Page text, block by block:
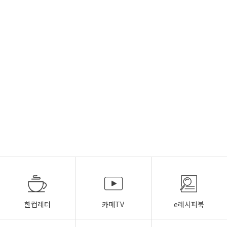
한컵레터 카페TV e레시피북